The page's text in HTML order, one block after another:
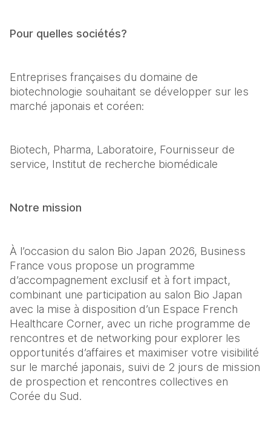
Pour quelles sociétés?
Entreprises françaises du domaine de
biotechnologie souhaitant se développer sur les
marché japonais et coréen:
Biotech, Pharma, Laboratoire, Fournisseur de
service, Institut de recherche biomédicale
Notre mission
À l’occasion du salon Bio Japan 2026, Business
France vous propose un programme
d’accompagnement exclusif et à fort impact,
combinant une participation au salon Bio Japan
avec la mise à disposition d’un Espace French
Healthcare Corner, avec un riche programme de
rencontres et de networking pour explorer les
opportunités d’affaires et maximiser votre visibilité
sur le marché japonais, suivi de 2 jours de mission
de prospection et rencontres collectives en
Corée du Sud.